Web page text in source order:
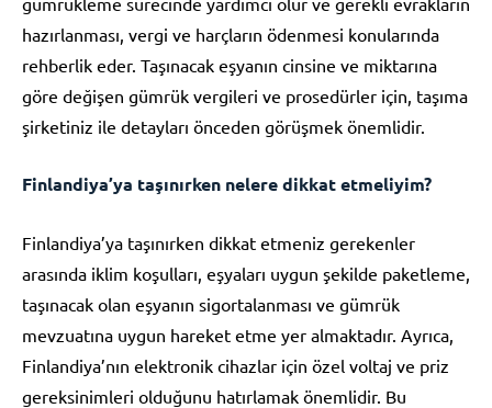
hazırlanması, vergi ve harçların ödenmesi konularında
rehberlik eder. Taşınacak eşyanın cinsine ve miktarına
göre değişen gümrük vergileri ve prosedürler için, taşıma
şirketiniz ile detayları önceden görüşmek önemlidir.
Finlandiya’ya taşınırken nelere dikkat etmeliyim?
Finlandiya’ya taşınırken dikkat etmeniz gerekenler
arasında iklim koşulları, eşyaları uygun şekilde paketleme,
taşınacak olan eşyanın sigortalanması ve gümrük
mevzuatına uygun hareket etme yer almaktadır. Ayrıca,
Finlandiya’nın elektronik cihazlar için özel voltaj ve priz
gereksinimleri olduğunu hatırlamak önemlidir. Bu